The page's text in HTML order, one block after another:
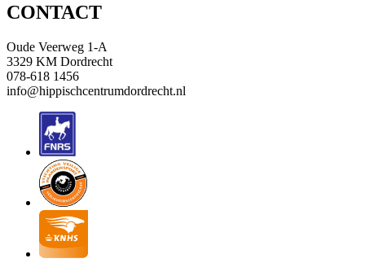
CONTACT
Oude Veerweg 1-A
3329 KM Dordrecht
078-618 1456
info@hippischcentrumdordrecht.nl